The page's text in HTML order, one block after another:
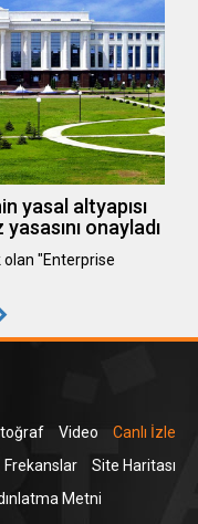
yasal altyapısı
onayladı
olan "Enterprise
Video
Canlı İzle
Frekanslar
Site Haritası
Metni